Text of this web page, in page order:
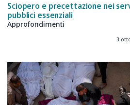
Sciopero e precettazione nei
pubblici essenziali
Approfondimenti
3